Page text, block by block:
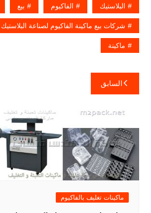
البلاستيك الفاكيوم بيع
شركات بيع ماكينة الفاكيوم لصناعة البلاستيك
ماكينة
تصفّح
المقالات
السابق
ماكينات تغليف بالفاكيوم